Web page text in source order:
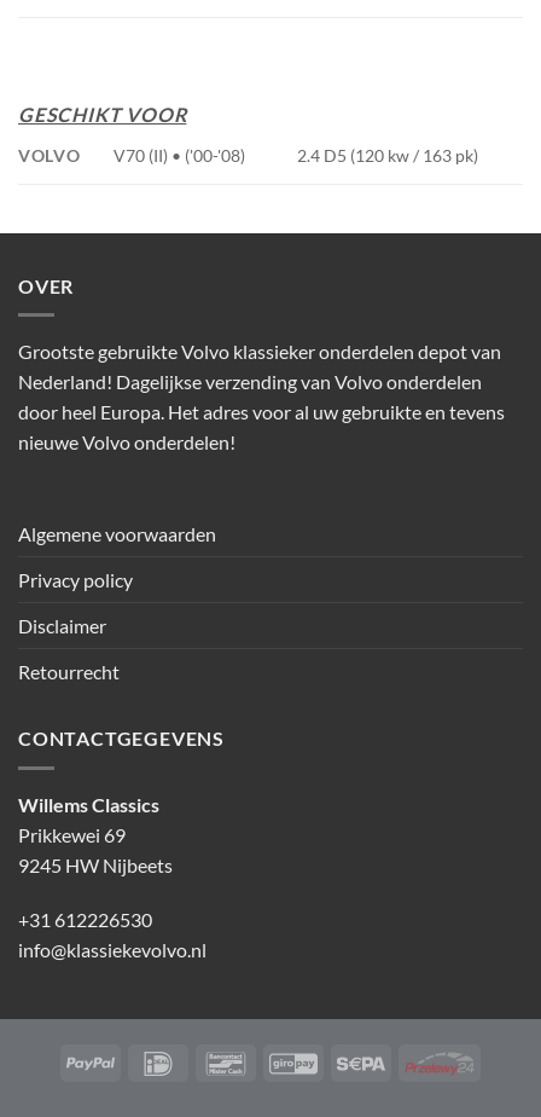
GESCHIKT VOOR
VOLVO V70 (II) • ('00-'08) 2.4 D5 (120 kw / 163 pk)
OVER
Grootste gebruikte Volvo klassieker onderdelen depot van
Nederland! Dagelijkse verzending van Volvo onderdelen
door heel Europa. Het adres voor al uw gebruikte en tevens
nieuwe Volvo onderdelen!
Algemene voorwaarden
Privacy policy
Disclaimer
Retourrecht
CONTACTGEGEVENS
Willems Classics
Prikkewei 69
9245 HW Nijbeets
+31 612226530
info@klassiekevolvo.nl